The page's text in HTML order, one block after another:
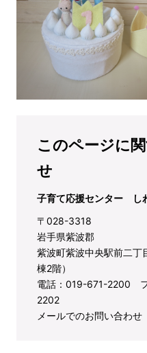
このページに
せ
子育て応援センター し
〒028-3318
岩手県紫波郡
紫波町紫波中央駅前二
棟2階）
電話：019-671-2200
2202
メールでのお問い合わせ